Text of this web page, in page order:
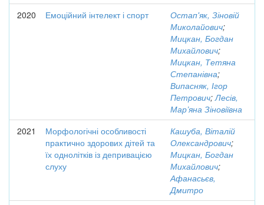
2020
Емоційний інтелект і спорт
Остап'як, Зіновій
Миколайович;
Мицкан, Богдан
Михайлович;
Мицкан, Тетяна
Степанівна;
Випасняк, Ігор
Петрович;Лесів,
Мар’яна Зіновіївна
2021
Морфологічні особливості
практично здорових дітей та
їх однолітків із депривацією
слуху
Кашуба, Віталій
Олександрович;
Мицкан, Богдан
Михайлович;
Афанасьєв,
Дмитро